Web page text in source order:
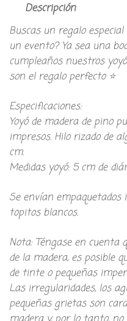
Descripción
Buscas un regalo
un evento? Ya sea una
cumpleaños nuestros
son el regalo perfecto ⭐
Especificaciones:
Yoyó de madera de pino
impresos. Hilo rizado de
cm.
Medidas yoyó: 5 cm de
Se envían
topitos blancos.
Nota: Téngase en cuenta
de la madera, es posible
de tinte o pequeñas
Las irregularidades, los
pequeñas grietas son